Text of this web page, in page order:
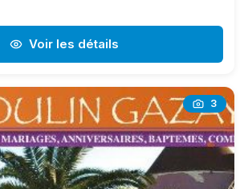
Voir les détails
3